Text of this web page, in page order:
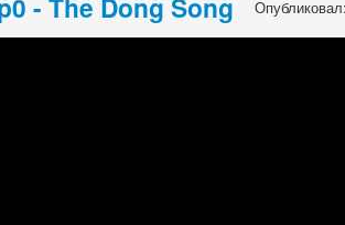
- The Dong Song